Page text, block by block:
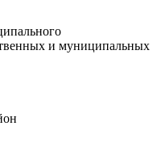
и муниципальных